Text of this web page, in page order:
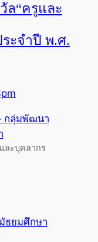
ล“ครูและ
ะจำปี พ.ศ.
กลุ่มพัฒนา
ละบุคลากร
ธยมศึกษา